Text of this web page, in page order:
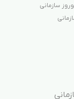
سازمانی